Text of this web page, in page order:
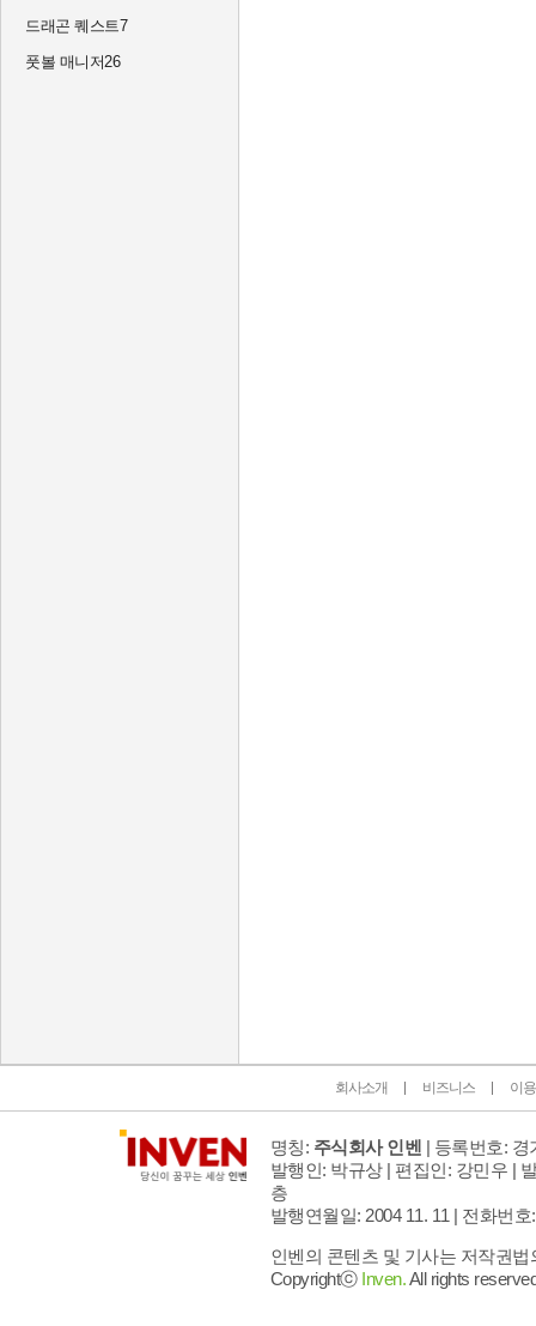
드래곤 퀘스트7
풋볼 매니저26
회사소개 비즈니스 이
명칭: 주식회사 인벤 | 등록번호: 경
발행인: 박규상 | 편집인: 강민우 |
층
발행연월일: 2004 11. 11 | 전화번호
인벤의 콘텐츠 및 기사는 저작권
Copyrightⓒ Inven.All rights